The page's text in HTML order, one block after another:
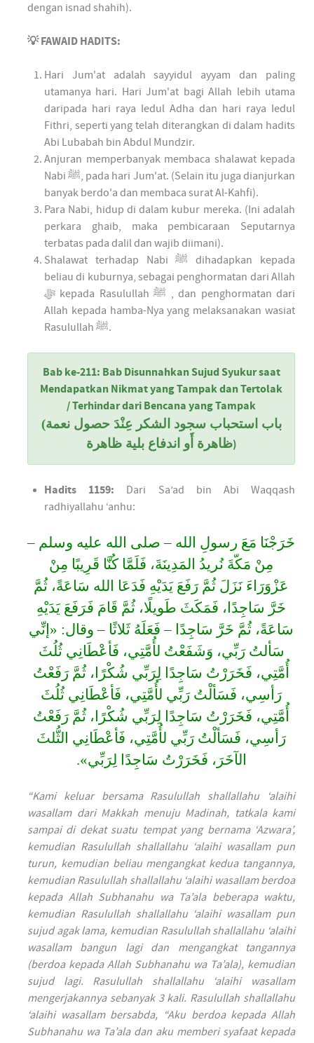
dengan isnad shahih).
💡 FAWAID HADITS:
Hari Jum'at adalah sayyidul ayyam dan paling
utamanya hari. Hari Jum'at bagi Allah lebih utama
daripada hari raya Iedul Adha dan hari raya Iedul
Fithri, seperti yang telah diterangkan di dalam hadits
Abi Lubabah bin Abdul Mundzir.
Anjuran memperbanyak membaca shalawat kepada
Nabi ﷺ, pada hari Jum'at. (Selain itu juga dianjurkan
banyak berdo'a dan membaca surat Al-Kahfi).
Para Nabi, hidup di dalam kubur mereka. (Ini adalah
perkara ghaib, maka pembicaraan Seputarnya
terbatas pada dalil dan wajib diimani).
Shalawat terhadap Nabi ﷺ dihadapkan kepada
beliau di kuburnya, sebagai penghormatan dari Allah
ﷻ kepada Rasulullah ﷺ , dan penghormatan dari
Allah kepada hamba-Nya yang melaksanakan wasiat
Rasulullah ﷺ.
Bab ke-211: Bab Disunnahkan Sujud Syukur saat
Mendapatkan Nikmat yang Tampak dan Tertolak
/ Terhindar dari Bencana yang Tampak
(باب استحباب سجود الشكر عِنْدَ حصول نعمة
ظاهرة أَو اندفاع بلية ظاهرة)
Hadits 1159: Dari Sa’ad bin Abi Waqqash
radhiyallahu ‘anhu:
خَرَجْنَا مَعَ رسولِ الله – صلى الله عليه وسلم –
مِنْ مَكّةَ نُريدُ المَدِينَةَ، فَلَمَّا كُنَّا قَرِيبًا مِنْ
عَزْوَرَاءَ نَزَلَ ثُمَّ رَفَعَ يَدَيْهِ فَدَعَا الله سَاعَةً، ثُمَّ
خَرَّ سَاجِدًا، فَمَكَثَ طَويلًا، ثُمَّ قَامَ فَرَفَعَ يَدَيْهِ
سَاعَةً، ثُمَّ خَرَّ سَاجِدًا – فَعَلَهُ ثَلاثًا – وقال: «إنِّي
سَألتُ رَبِّي، وَشَفَعْتُ لأُمَّتِي، فَأعْطَانِي ثُلُثَ
أُمَّتِي، فَخَرَرْتُ سَاجِدًا لِرَبِّي شُكْرًا، ثُمَّ رَفَعْتُ
رَأسِي، فَسَألْتُ رَبِّي لأُمَّتِي، فَأعْطَانِي ثُلُثَ
أُمَّتِي، فَخَرَرْتُ سَاجِدًا لِرَبِّي شُكْرًا، ثُمَّ رَفَعْتُ
رَأسِي، فَسَألْتُ رَبِّي لأُمَّتِي، فَأعْطَانِي الثُّلثَ
الآخَرَ، فَخَرَرْتُ سَاجِدًا لِرَبِّي».
“Kami keluar bersama Rasulullah shallallahu ‘alaihi
wasallam dari Makkah menuju Madinah, tatkala kami
sampai di dekat suatu tempat yang bernama ‘Azwara’,
kemudian Rasulullah shallallahu ‘alaihi wasallam pun
turun, kemudian beliau mengangkat kedua tangannya,
kemudian Rasulullah shallallahu ‘alaihi wasallam berdoa
kepada Allah Subhanahu wa Ta’ala beberapa waktu,
kemudian Rasulullah shallallahu ‘alaihi wasallam pun
sujud agak lama, kemudian Rasulullah shallallahu ‘alaihi
wasallam bangun lagi dan mengangkat tangannya
(berdoa kepada Allah Subhanahu wa Ta’ala), kemudian
sujud lagi. Rasulullah shallallahu ‘alaihi wasallam
mengerjakannya sebanyak 3 kali. Rasulullah shallallahu
‘alaihi wasallam bersabda, “Aku berdoa kepada Allah
Subhanahu wa Ta’ala dan aku memberi syafaat kepada